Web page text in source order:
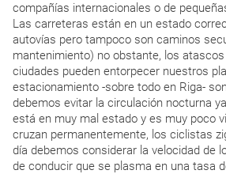
compañías internacionales o de
Las carreteras están en un estado
autovías pero tampoco son caminos
mantenimiento) no obstante, los
ciudades pueden entorpecer nuestros
estacionamiento -sobre todo en Riga-
debemos evitar la circulación nocturna
está en muy mal estado y es muy poco
cruzan permanentemente, los ciclistas
día debemos considerar la velocidad de
de conducir que se plasma en una tasa